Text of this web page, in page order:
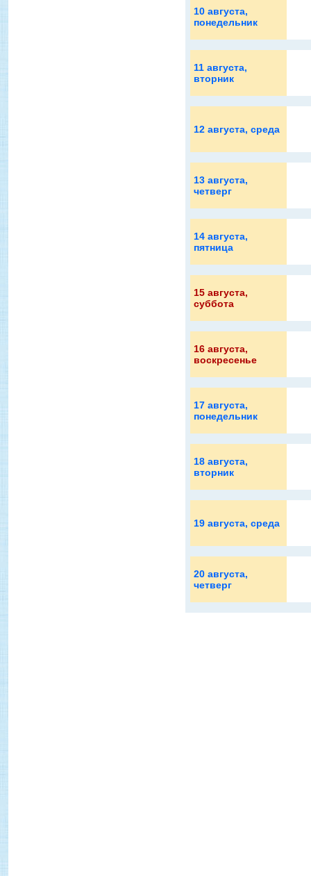
10 августа,
понедельник
11 августа,
вторник
12 августа, среда
13 августа,
четверг
14 августа,
пятница
15 августа,
суббота
16 августа,
воскресенье
17 августа,
понедельник
18 августа,
вторник
19 августа, среда
20 августа,
четверг